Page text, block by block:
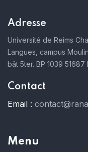
Adresse
Université de Reims
Langues, campus
bât 5ter. BP 1039 51687
Contact
Email :
Menu